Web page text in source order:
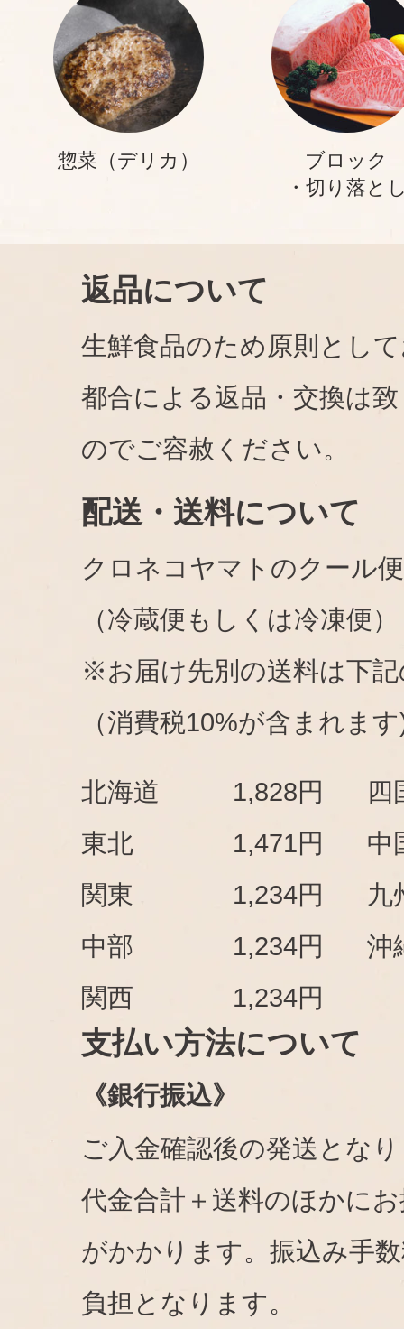
惣菜（デリカ）
ブロック
・切り落と
返品について
生鮮食品のため原則とし
都合による返品・交換は
のでご容赦ください。
配送・送料について
クロネコヤマトのクール便
（冷蔵便もしくは冷凍便）
※お届け先別の送料は下
（消費税10%が含まれま
北海道 1,828円
四
東北
1,471円
中
関東
1,234円
九
中部
1,234円
沖
関西
1,234円
支払い方法について
《銀行振込》
ご入金確認後の発送とな
代金合計＋送料のほかに
がかかります。振込み手
負担となります。